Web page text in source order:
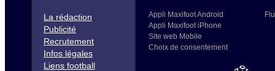
La rédaction
Publicité
Recrutement
Infos légales
Liens football
Appli Maxifoot Android
Appli Maxifoot iPhone
Site web Mobile
Choix de consentement